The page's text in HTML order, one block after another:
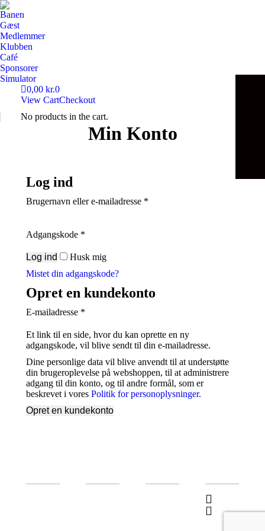
Banen
Gæst
Medlemmer
Klubben
Café
Sponsorer
Simulator
0,00 kr.0
View CartCheckout
No products in the cart.
Min Konto
Log ind
Brugernavn eller e-mailadresse *
Adgangskode *
Log ind
Husk mig
Mistet din adgangskode?
Opret en kundekonto
E-mailadresse *
Et link til en side, hvor du kan oprette en ny
adgangskode, vil blive sendt til din e-mailadresse.
Dine personlige data vil blive anvendt til at understøtte
din brugeroplevelse på webshoppen, til at administrere
adgang til din konto, og til andre formål, som er
beskrevet i vores Politik for personoplysninger.
Opret en kundekonto